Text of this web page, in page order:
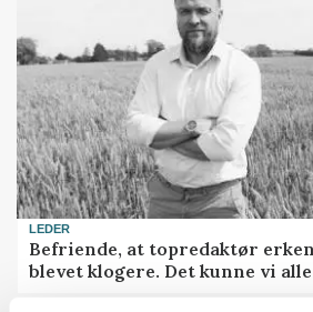
LEDER
Befriende, at topredaktør
blevet klogere. Det kunne vi